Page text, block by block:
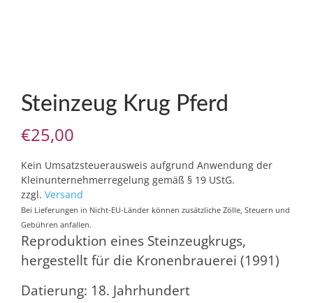
Steinzeug Krug Pferd
€25,00
Kein Umsatzsteuerausweis aufgrund Anwendung der
Kleinunternehmerregelung gemäß § 19 UStG.
zzgl. Versand
Bei Lieferungen in Nicht-EU-Länder können zusätzliche Zölle, Steuern und
Gebühren anfallen.
Reproduktion eines Steinzeugkrugs,
hergestellt für die Kronenbrauerei (1991)
Datierung: 18. Jahrhundert